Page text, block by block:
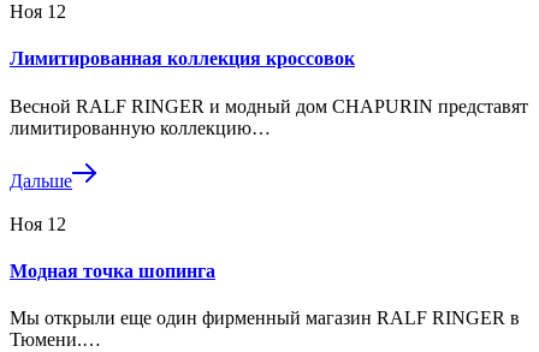
Ноя 12
Лимитированная коллекция кроссовок
Весной RALF RINGER и модный дом CHAPURIN представят
лимитированную коллекцию…
Дальше
Ноя 12
Модная точка шопинга
Мы открыли еще один фирменный магазин RALF RINGER в
Тюмени.…